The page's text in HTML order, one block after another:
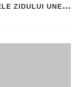
S
TATUIE CUPRINSĂ ÎNTRE RUINELE ZIDULUI UNEI CLĂDIRI, DESCOPERITĂ LA FILIPI